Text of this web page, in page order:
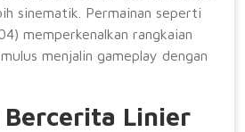
sinematik. Permainan seperti
memperkenalkan rangkaian
menjalin gameplay dengan
Bercerita Linier